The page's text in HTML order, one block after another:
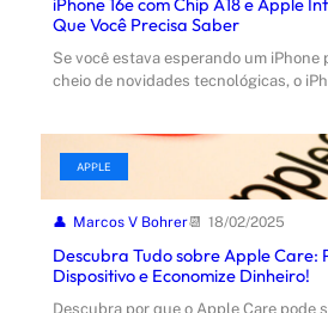
iPhone 16e com Chip A18 e Apple
Que Você Precisa Saber
Se você estava esperando um iPhone
cheio de novidades tecnológicas, o
APPLE
Marcos V Bohrer 18/02/2025
Descubra Tudo sobre Apple Care:
Dispositivo e Economize Dinheiro!
Descubra por que o Apple Care pode